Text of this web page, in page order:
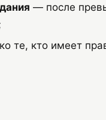
— после
те, кто имеет